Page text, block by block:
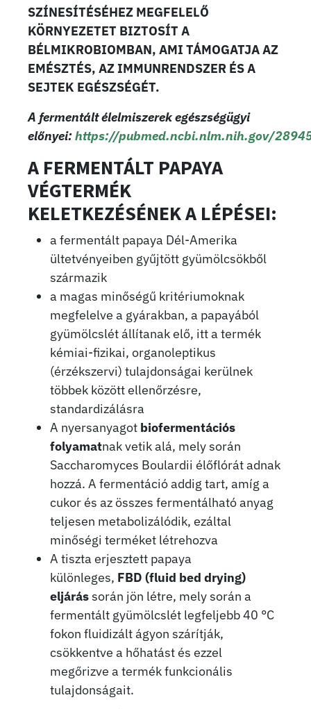
SZÍNESÍTÉSÉHEZ MEGFELELŐ
KÖRNYEZETET BIZTOSÍT A
BÉLMIKROBIOMBAN, AMI TÁMOGATJA AZ
EMÉSZTÉS, AZ IMMUNRENDSZER ÉS A
SEJTEK EGÉSZSÉGÉT.
A fermentált élelmiszerek egészségügyi
előnyei:https://pubmed.ncbi.nlm.nih.gov/
A FERMENTÁLT PAPAYA
VÉGTERMÉK
KELETKEZÉSÉNEK A LÉPÉSEI:
a fermentált papaya Dél-Amerika
ültetvényeiben gyűjtött gyümölcsökből
származik
a magas minőségű kritériumoknak
megfelelve a gyárakban, a papayából
gyümölcslét állítanak elő, itt a termék
kémiai-fizikai, organoleptikus
(érzékszervi) tulajdonságai kerülnek
többek között ellenőrzésre,
standardizálásra
A nyersanyagot biofermentációs
folyamatnak vetik alá, mely során
Saccharomyces Boulardii élőflórát adnak
hozzá. A fermentáció addig tart, amíg a
cukor és az összes fermentálható anyag
teljesen metabolizálódik, ezáltal
minőségi terméket létrehozva
A tiszta erjesztett papaya
különleges, FBD (fluid bed drying)
eljárássorán jön létre, mely során a
fermentált gyümölcslét legfeljebb 40 °C
fokon fluidizált ágyon szárítják,
csökkentve a hőhatást és ezzel
megőrizve a termék funkcionális
tulajdonságait.